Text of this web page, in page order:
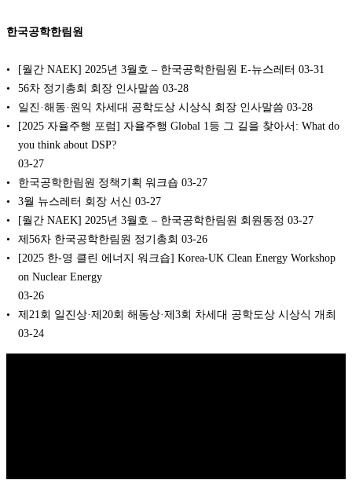
한국공학한림원
[월간 NAEK] 2025년 3월호 – 한국공학한림원 E-뉴스레터 03-31
56차 정기총회 회장 인사말씀 03-28
일진·해동·원익 차세대 공학도상 시상식 회장 인사말씀 03-28
[2025 자율주행 포럼] 자율주행 Global 1등 그 길을 찾아서: What do
you think about DSP?
03-27
한국공학한림원 정책기획 워크숍 03-27
3월 뉴스레터 회장 서신 03-27
[월간 NAEK] 2025년 3월호 – 한국공학한림원 회원동정 03-27
제56차 한국공학한림원 정기총회 03-26
[2025 한-영 클린 에너지 워크숍] Korea-UK Clean Energy Workshop
on Nuclear Energy
03-26
제21회 일진상·제20회 해동상·제3회 차세대 공학도상 시상식 개최
03-24